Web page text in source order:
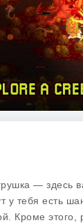
— здесь
тебя есть
Кроме этого,